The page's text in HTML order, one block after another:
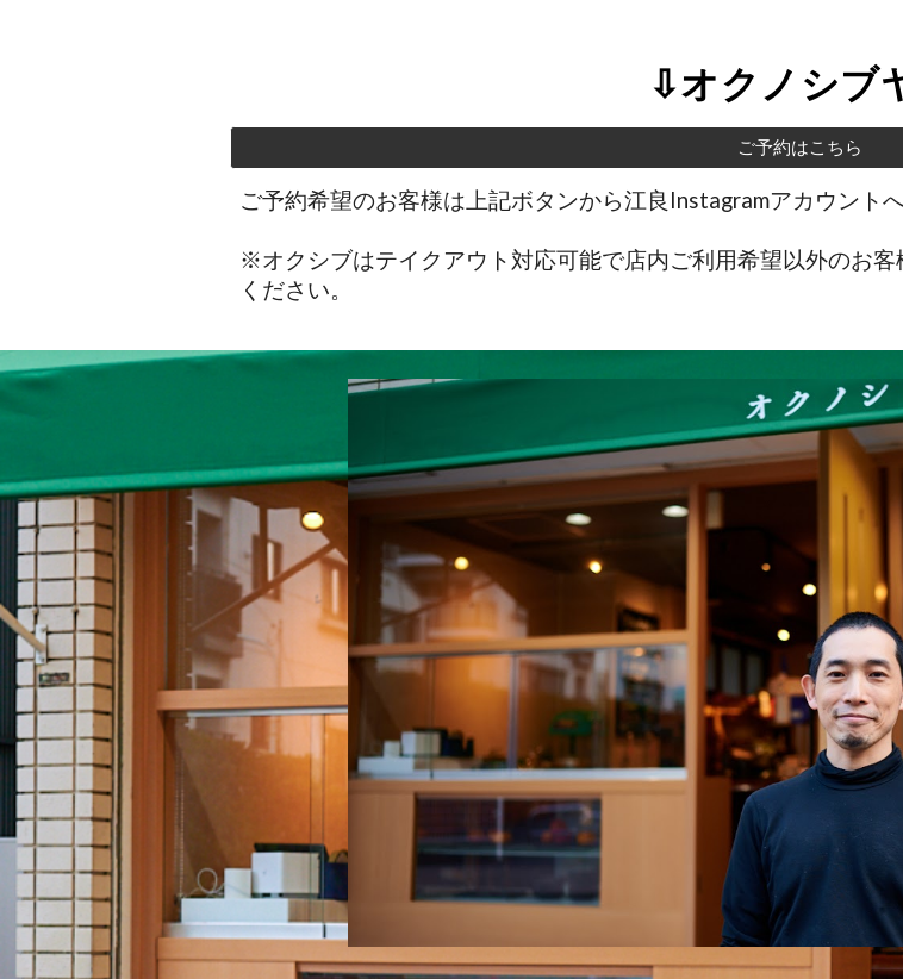
⇩オクノシブ
ご予約はこちら
ご予約希望のお客様は上記ボタンから江良Instagramアカウント
※オクシブはテイクアウト対応可能で店内ご利用希望以外のお
ください。